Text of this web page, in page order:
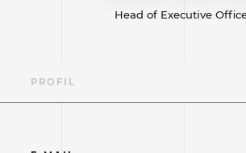
Head of Executive
PROFIL